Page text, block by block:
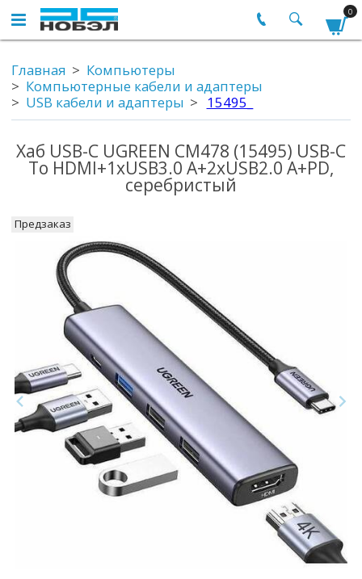
0
Главная
Компьютеры
Компьютерные кабели и адаптеры
USB кабели и адаптеры
15495_
Хаб USB-C UGREEN CM478 (15495) USB-C
To HDMI+1xUSB3.0 A+2xUSB2.0 A+PD,
серебристый
Предзаказ